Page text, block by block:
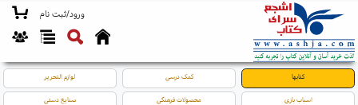
ورود/ثبت نام
کتابها کمک درسی لوازم التحریر
اسباب بازی محصولات فرهنگی صنایع دستی